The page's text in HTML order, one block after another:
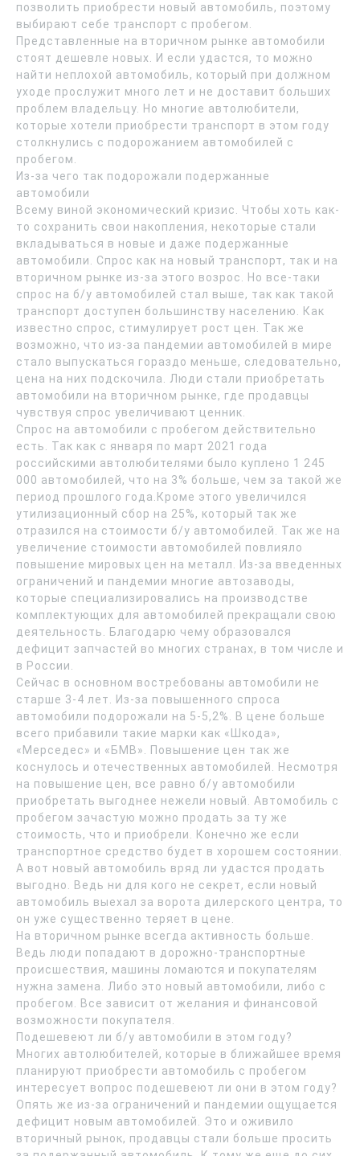
позволить приобрести новый автомобиль, поэтому
выбирают себе транспорт с пробегом.
Представленные на вторичном рынке автомобили
стоят дешевле новых. И если удастся, то можно
найти неплохой автомобиль, который при должном
уходе прослужит много лет и не доставит больших
проблем владельцу. Но многие автолюбители,
которые хотели приобрести транспорт в этом году
столкнулись с подорожанием автомобилей с
пробегом.
Из-за чего так подорожали подержанные
автомобили
Всему виной экономический кризис. Чтобы хоть как-
то сохранить свои накопления, некоторые стали
вкладываться в новые и даже подержанные
автомобили. Спрос как на новый транспорт, так и на
вторичном рынке из-за этого возрос. Но все-таки
спрос на б/у автомобилей стал выше, так как такой
транспорт доступен большинству населению. Как
известно спрос, стимулирует рост цен. Так же
возможно, что из-за пандемии автомобилей в мире
стало выпускаться гораздо меньше, следовательно,
цена на них подскочила. Люди стали приобретать
автомобили на вторичном рынке, где продавцы
чувствуя спрос увеличивают ценник.
Спрос на автомобили с пробегом действительно
есть. Так как с января по март 2021 года
российскими автолюбителями было куплено 1 245
000 автомобилей, что на 3% больше, чем за такой же
период прошлого года.Кроме этого увеличился
утилизационный сбор на 25%, который так же
отразился на стоимости б/у автомобилей. Так же на
увеличение стоимости автомобилей повлияло
повышение мировых цен на металл. Из-за введенных
ограничений и пандемии многие автозаводы,
которые специализировались на производстве
комплектующих для автомобилей прекращали свою
деятельность. Благодарю чему образовался
дефицит запчастей во многих странах, в том числе и
в России.
Сейчас в основном востребованы автомобили не
старше 3-4 лет. Из-за повышенного спроса
автомобили подорожали на 5-5,2%. В цене больше
всего прибавили такие марки как «Шкода»,
«Мерседес» и «БМВ». Повышение цен так же
коснулось и отечественных автомобилей. Несмотря
на повышение цен, все равно б/у автомобили
приобретать выгоднее нежели новый. Автомобиль с
пробегом зачастую можно продать за ту же
стоимость, что и приобрели. Конечно же если
транспортное средство будет в хорошем состоянии.
А вот новый автомобиль вряд ли удастся продать
выгодно. Ведь ни для кого не секрет, если новый
автомобиль выехал за ворота дилерского центра, то
он уже существенно теряет в цене.
На вторичном рынке всегда активность больше.
Ведь люди попадают в дорожно-транспортные
происшествия, машины ломаются и покупателям
нужна замена. Либо это новый автомобили, либо с
пробегом. Все зависит от желания и финансовой
возможности покупателя.
Подешевеют ли б/у автомобили в этом году?
Многих автолюбителей, которые в ближайшее время
планируют приобрести автомобиль с пробегом
интересует вопрос подешевеют ли они в этом году?
Опять же из-за ограничений и пандемии ощущается
дефицит новым автомобилей. Это и оживило
вторичный рынок, продавцы стали больше просить